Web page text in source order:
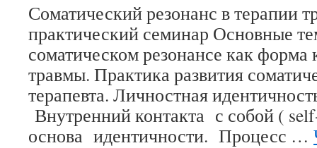
Соматический резонанс в терапии
практический семинар Основные
соматическом резонансе как форма
травмы. Практика развития
терапевта. Личностная
Внутренний контакта с собой (
основа идентичности. Процесс …